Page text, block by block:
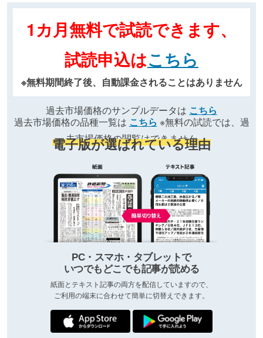
1カ月無料で試読できます、
試読申込はこちら
※無料期間終了後、自動課金されることはありません
過去市場価格のサンプルデータは こちら
過去市場価格の品種一覧は こちら ※無料の試読では、過
去市場価格の閲覧はできません
電子版が選ばれている理由
PC・スマホ・タブレットで
いつでもどこでも記事が読める
紙面とテキスト記事の両方を配信していますので、
ご利用の端末に合わせて簡単に切替えできます。